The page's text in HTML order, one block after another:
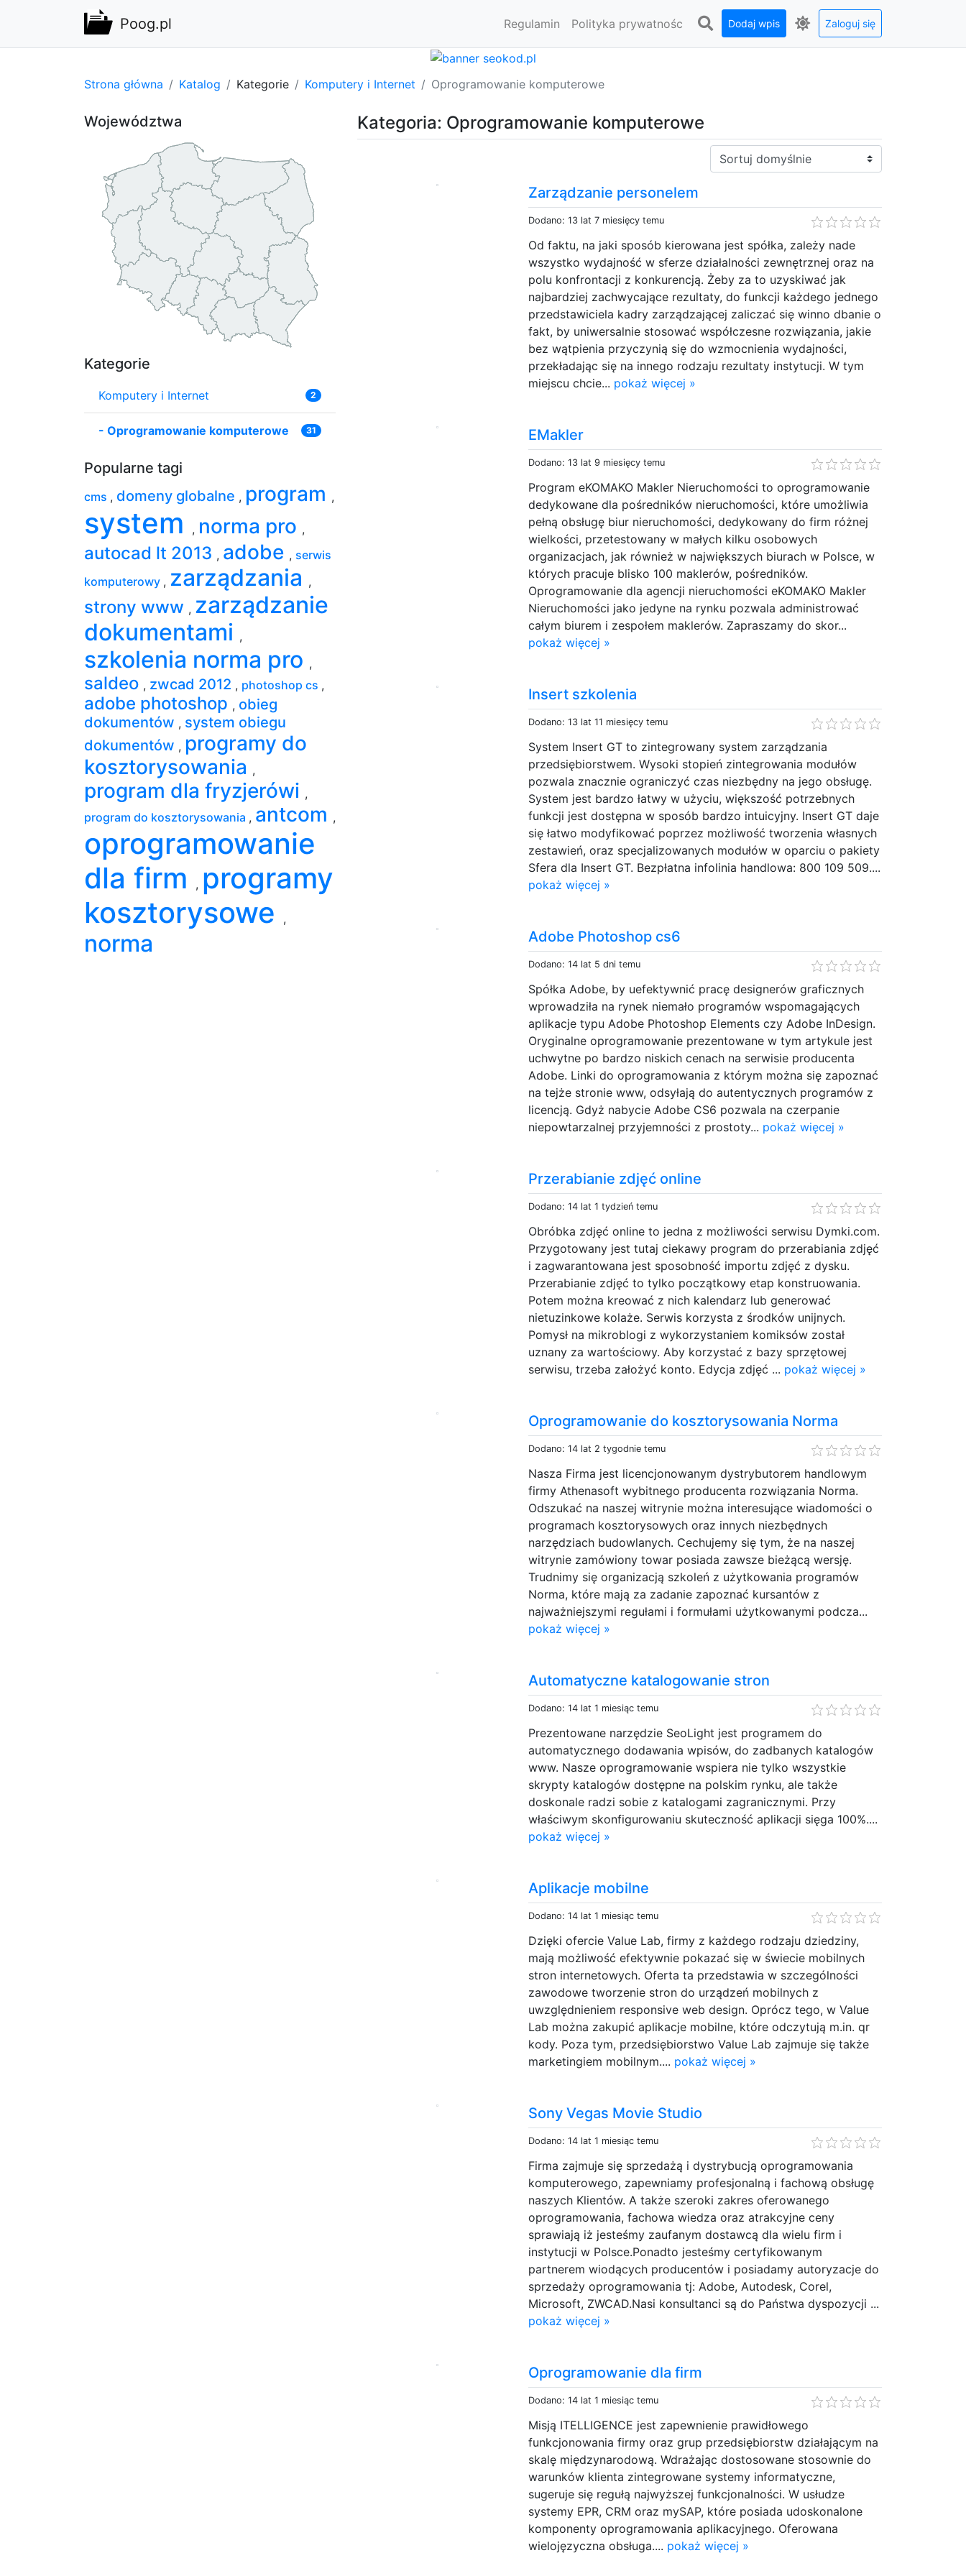
Poog.pl Regulamin Polityka prywatnośc Dodaj wpis Zaloguj się
Strona główna Katalog Kategorie Komputery i Internet Oprogramowanie komputerowe
Kategoria: Oprogramowanie komputerowe
Sortuj:
Zarządzanie personelem
Dodano: 13 lat 7 miesięcy temu
Od faktu, na jaki sposób kierowana jest spółka, zależy nade
wszystko wydajność w sferze działalności zewnętrznej oraz na
polu konfrontacji z konkurencją. Żeby za to uzyskiwać jak
najbardziej zachwycające rezultaty, do funkcji każdego jednego
przedstawiciela kadry zarządzającej zaliczać się winno dbanie o
fakt, by uniwersalnie stosować współczesne rozwiązania, jakie
bez wątpienia przyczynią się do wzmocnienia wydajności,
przekładając się na innego rodzaju rezultaty instytucji. W tym
miejscu chcie... pokaż więcej »
EMakler
Dodano: 13 lat 9 miesięcy temu
Program eKOMAKO Makler Nieruchomości to oprogramowanie
dedykowane dla pośredników nieruchomości, które umożliwia
pełną obsługę biur nieruchomości, dedykowany do firm różnej
wielkości, przetestowany w małych kilku osobowych
organizacjach, jak również w największych biurach w Polsce, w
których pracuje blisko 100 maklerów, pośredników.
Oprogramowanie dla agencji nieruchomości eKOMAKO Makler
Nieruchomości jako jedyne na rynku pozwala administrować
całym biurem i zespołem maklerów. Zapraszamy do skor...
pokaż więcej »
Insert szkolenia
Dodano: 13 lat 11 miesięcy temu
System Insert GT to zintegrowany system zarządzania
przedsiębiorstwem. Wysoki stopień zintegrowania modułów
pozwala znacznie ograniczyć czas niezbędny na jego obsługę.
System jest bardzo łatwy w użyciu, większość potrzebnych
funkcji jest dostępna w sposób bardzo intuicyjny. Insert GT daje
się łatwo modyfikować poprzez możliwość tworzenia własnych
zestawień, oraz specjalizowanych modułów w oparciu o pakiety
Sfera dla Insert GT. Bezpłatna infolinia handlowa: 800 109 509....
pokaż więcej »
Adobe Photoshop cs6
Dodano: 14 lat 5 dni temu
Spółka Adobe, by uefektywnić pracę designerów graficznych
wprowadziła na rynek niemało programów wspomagających
aplikacje typu Adobe Photoshop Elements czy Adobe InDesign.
Oryginalne oprogramowanie prezentowane w tym artykule jest
uchwytne po bardzo niskich cenach na serwisie producenta
Adobe. Linki do oprogramowania z którym można się zapoznać
na tejże stronie www, odsyłają do autentycznych programów z
licencją. Gdyż nabycie Adobe CS6 pozwala na czerpanie
niepowtarzalnej przyjemności z prostoty... pokaż więcej »
Przerabianie zdjęć online
Dodano: 14 lat 1 tydzień temu
Obróbka zdjęć online to jedna z możliwości serwisu Dymki.com.
Przygotowany jest tutaj ciekawy program do przerabiania zdjęć
i zagwarantowana jest sposobność importu zdjęć z dysku.
Przerabianie zdjęć to tylko początkowy etap konstruowania.
Potem można kreować z nich kalendarz lub generować
nietuzinkowe kolaże. Serwis korzysta z środków unijnych.
Pomysł na mikroblogi z wykorzystaniem komiksów został
uznany za wartościowy. Aby korzystać z bazy sprzętowej
serwisu, trzeba założyć konto. Edycja zdjęć ... pokaż więcej »
Oprogramowanie do kosztorysowania Norma
Dodano: 14 lat 2 tygodnie temu
Nasza Firma jest licencjonowanym dystrybutorem handlowym
firmy Athenasoft wybitnego producenta rozwiązania Norma.
Odszukać na naszej witrynie można interesujące wiadomości o
programach kosztorysowych oraz innych niezbędnych
narzędziach budowlanych. Cechujemy się tym, że na naszej
witrynie zamówiony towar posiada zawsze bieżącą wersję.
Trudnimy się organizacją szkoleń z użytkowania programów
Norma, które mają za zadanie zapoznać kursantów z
najważniejszymi regułami i formułami użytkowanymi podcza...
pokaż więcej »
Automatyczne katalogowanie stron
Dodano: 14 lat 1 miesiąc temu
Prezentowane narzędzie SeoLight jest programem do
automatycznego dodawania wpisów, do zadbanych katalogów
www. Nasze oprogramowanie wspiera nie tylko wszystkie
skrypty katalogów dostępne na polskim rynku, ale także
doskonale radzi sobie z katalogami zagranicznymi. Przy
właściwym skonfigurowaniu skuteczność aplikacji sięga 100%....
pokaż więcej »
Aplikacje mobilne
Dodano: 14 lat 1 miesiąc temu
Dzięki ofercie Value Lab, firmy z każdego rodzaju dziedziny,
mają możliwość efektywnie pokazać się w świecie mobilnych
stron internetowych. Oferta ta przedstawia w szczególności
zawodowe tworzenie stron do urządzeń mobilnych z
uwzględnieniem responsive web design. Oprócz tego, w Value
Lab można zakupić aplikacje mobilne, które odczytują m.in. qr
kody. Poza tym, przedsiębiorstwo Value Lab zajmuje się także
marketingiem mobilnym.... pokaż więcej »
Sony Vegas Movie Studio
Dodano: 14 lat 1 miesiąc temu
Firma zajmuje się sprzedażą i dystrybucją oprogramowania
komputerowego, zapewniamy profesjonalną i fachową obsługę
naszych Klientów. A także szeroki zakres oferowanego
oprogramowania, fachowa wiedza oraz atrakcyjne ceny
sprawiają iż jesteśmy zaufanym dostawcą dla wielu firm i
instytucji w Polsce.Ponadto jesteśmy certyfikowanym
partnerem wiodących producentów i posiadamy autoryzacje do
sprzedaży oprogramowania tj: Adobe, Autodesk, Corel,
Microsoft, ZWCAD.Nasi konsultanci są do Państwa dyspozycji ...
pokaż więcej »
Oprogramowanie dla firm
Dodano: 14 lat 1 miesiąc temu
Misją ITELLIGENCE jest zapewnienie prawidłowego
funkcjonowania firmy oraz grup przedsiębiorstw działającym na
skalę międzynarodową. Wdrażając dostosowane stosownie do
warunków klienta zintegrowane systemy informatyczne,
sugeruje się regułą najwyższej funkcjonalności. W usłudze
systemy EPR, CRM oraz mySAP, które posiada udoskonalone
komponenty oprogramowania aplikacyjnego. Oferowana
wielojęzyczna obsługa.... pokaż więcej »
Województwa
Kategorie
Komputery i Internet 2
- Oprogramowanie komputerowe 31
Popularne tagi
cms , domeny globalne , program ,
system , norma pro ,
autocad lt 2013 , adobe , serwis
komputerowy , zarządzania ,
strony www , zarządzanie
dokumentami ,
szkolenia norma pro ,
saldeo , zwcad 2012 , photoshop cs ,
adobe photoshop , obieg
dokumentów , system obiegu
dokumentów , programy do
kosztorysowania ,
program dla fryzjerówi ,
program do kosztorysowania , antcom ,
oprogramowanie
dla firm
, programy
kosztorysowe
,
norma